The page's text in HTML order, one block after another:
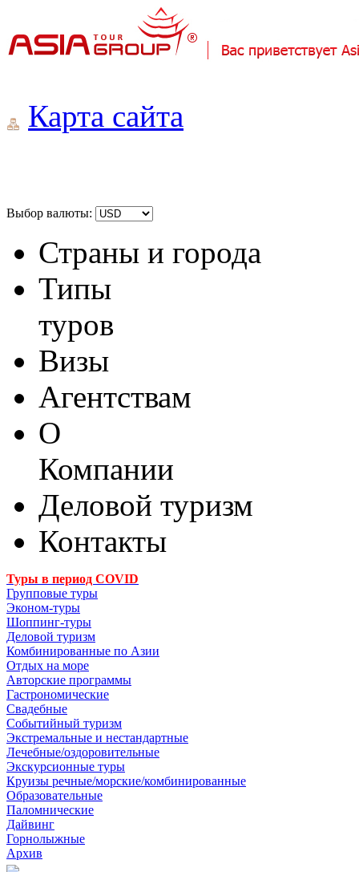
Карта сайта
Выбор валюты:
Страны и города
Типы
туров
Визы
Агентствам
О
Компании
Деловой туризм
Контакты
Туры в период COVID
Групповые туры
Эконом-туры
Шоппинг-туры
Деловой туризм
Комбинированные по Азии
Отдых на море
Авторские программы
Гастрономические
Свадебные
Событийный туризм
Экстремальные и нестандартные
Лечебные/оздоровительные
Экскурсионные туры
Круизы речные/морские/комбинированные
Образовательные
Паломнические
Дайвинг
Горнолыжные
Архив